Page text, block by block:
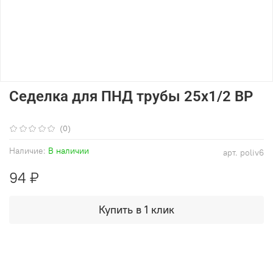
(0)
арт. poliv6
Наличие: В наличии
Седелка для ПНД трубы 25х1/2 ВР
94 ₽
Купить в 1 клик